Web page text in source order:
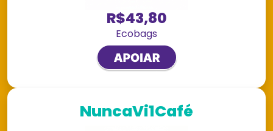
R$43,80
Ecobags
NuncaVi1Café